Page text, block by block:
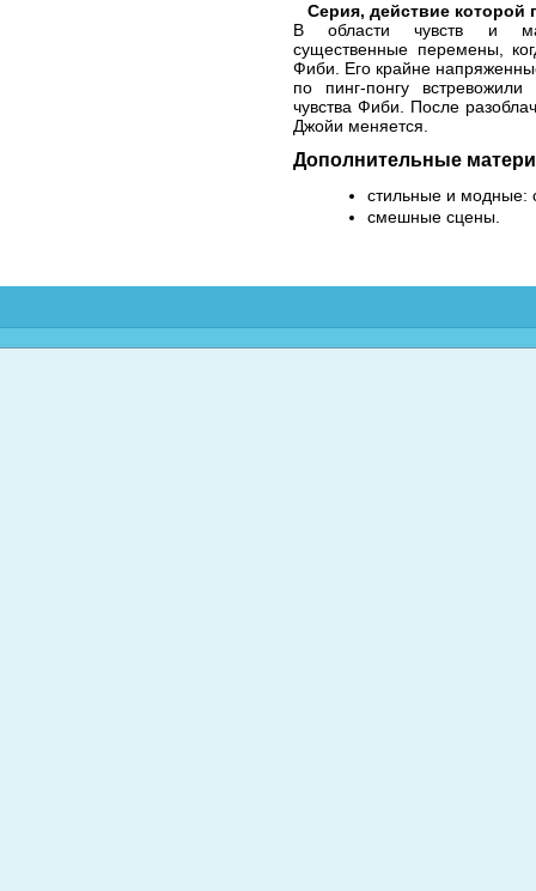
Серия, действие которой
В области чувств и
существенные перемены,
Фиби. Его крайне
по пинг-понгу
чувства Фиби. После
Джойи меняется.
Дополнительные
стильные и модные:
смешные сцены.